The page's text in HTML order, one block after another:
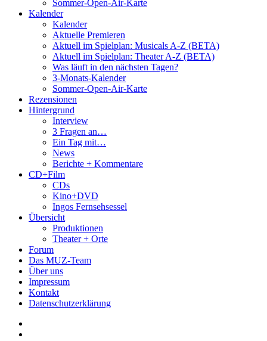
Sommer-Open-Air-Karte
Kalender
Kalender
Aktuelle Premieren
Aktuell im Spielplan: Musicals A-Z (BETA)
Aktuell im Spielplan: Theater A-Z (BETA)
Was läuft in den nächsten Tagen?
3-Monats-Kalender
Sommer-Open-Air-Karte
Rezensionen
Hintergrund
Interview
3 Fragen an…
Ein Tag mit…
News
Berichte + Kommentare
CD+Film
CDs
Kino+DVD
Ingos Fernsehsessel
Übersicht
Produktionen
Theater + Orte
Forum
Das MUZ-Team
Über uns
Impressum
Kontakt
Datenschutzerklärung